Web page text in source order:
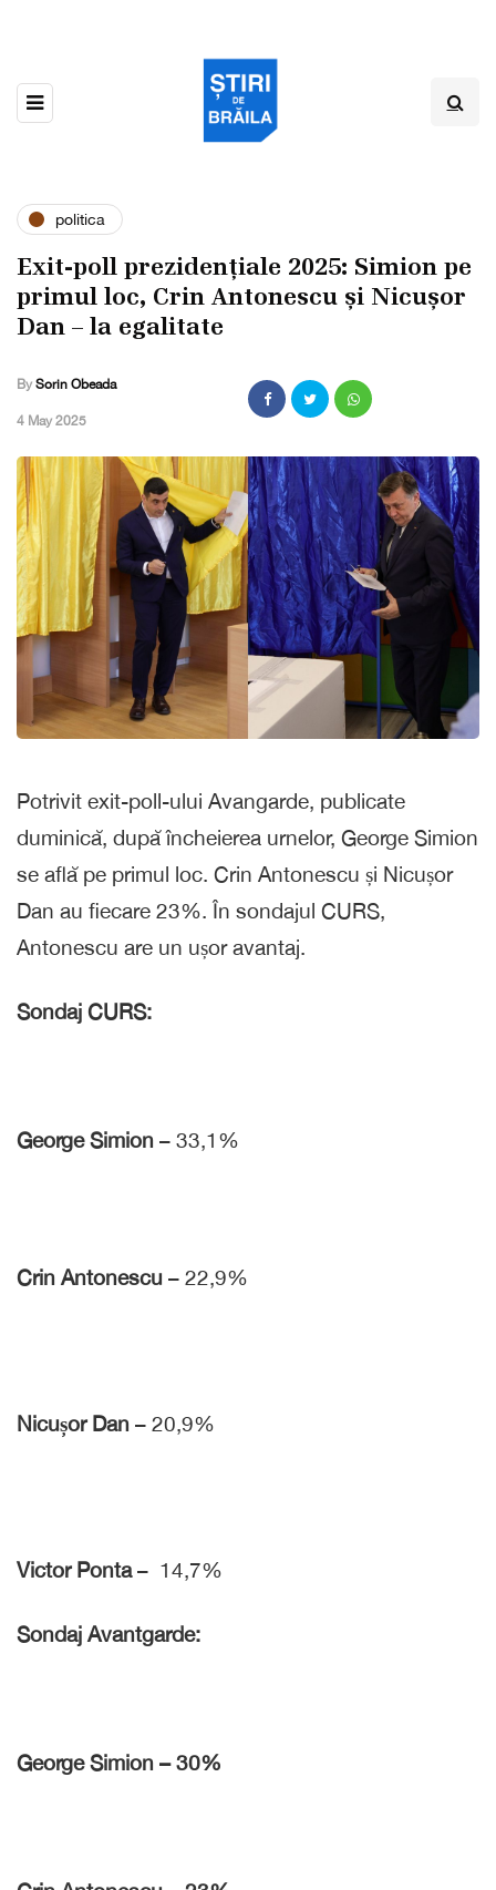
politica
Exit-poll prezidențiale 2025: Simion pe
primul loc, Crin Antonescu și Nicușor
Dan – la egalitate
By Sorin Obeada
,4 May 2025
Potrivit exit-poll-ului Avangarde, publicate
duminică, după încheierea urnelor, George Simion
se află pe primul loc. Crin Antonescu și Nicușor
Dan au fiecare 23%. În sondajul CURS,
Antonescu are un ușor avantaj.
Sondaj CURS:
George Simion – 33,1%
Crin Antonescu – 22,9%
Nicușor Dan – 20,9%
Victor Ponta– 14,7%
Sondaj Avantgarde:
George Simion – 30%